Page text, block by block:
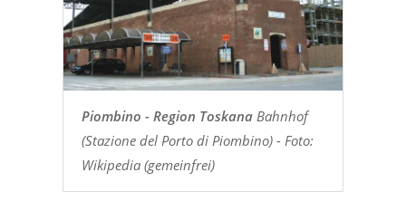
Piombino - Region ToskanaBahnhof
(Stazione del Porto di Piombino) - Foto:
Wikipedia (gemeinfrei)